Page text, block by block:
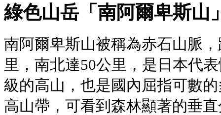
綠色山岳「南阿爾卑斯山
南阿爾卑斯山被稱為赤石山脈
里，南北達50公里，是日本代
級的高山，也是國內屈指可數
高山帶，可看到森林顯著的垂